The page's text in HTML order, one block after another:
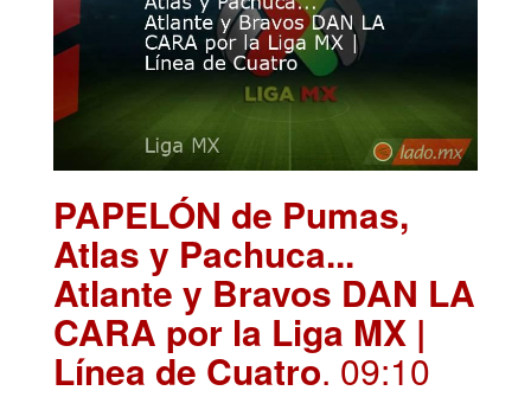
PAPELÓN de Pumas,
Atlas y Pachuca...
Atlante y Bravos DAN LA
CARA por la Liga MX |
Línea de Cuatro. 09:10